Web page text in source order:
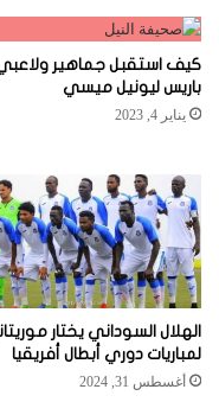
كيف استقبل جماهير
باريس ليونيل ميسي
يناير 4, 2023
الهلال السوداني يختار
لمباريات دوري أبطال أفريقيا
أغسطس 31, 2024